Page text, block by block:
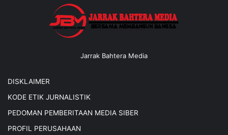
Jarrak Bahtera Media
DISKLAIMER
KODE ETIK JURNALISTIK
PEDOMAN PEMBERITAAN MEDIA SIBER
PROFIL PERUSAHAAN